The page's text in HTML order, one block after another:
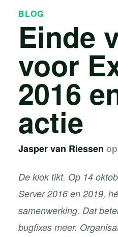
BLOG
Einde
voor
2016
actie
Jasper van Riessen
De klok tikt. Op 14
Server 2016 en 2019,
samenwerking. Dat
bugfixes meer.